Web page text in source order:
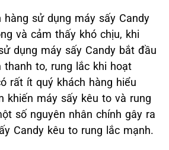
hàng sử dụng máy sấy Candy
và cảm thấy khó chịu, khi
dụng máy sấy Candy bắt đầu
thanh to, rung lắc khi hoạt
rất ít quý khách hàng hiểu
khiến máy sấy kêu to và rung
số nguyên nhân chính gây ra
Candy kêu to rung lắc mạnh.